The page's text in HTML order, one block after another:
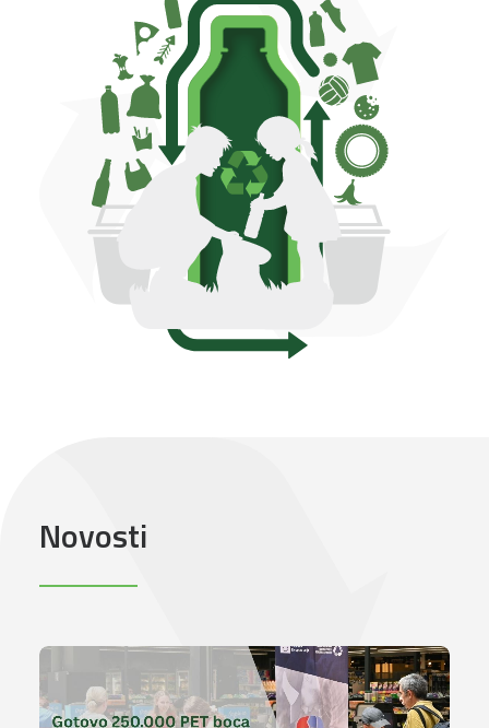
Novosti